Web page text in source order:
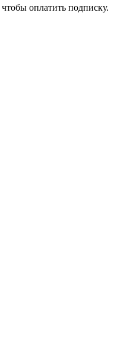
чтобы оплатить подписку.